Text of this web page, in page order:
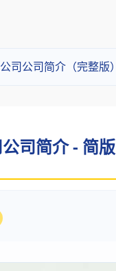
司公司简介（完整版）
司简介 - 简版